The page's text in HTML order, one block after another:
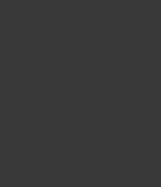
valg anvendes på